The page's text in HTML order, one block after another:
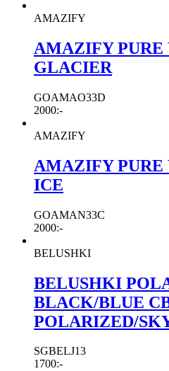
AMAZIFY
AMAZIFY PURE
GLACIER
GOAMAO33D
2000:-
AMAZIFY
AMAZIFY PURE
ICE
GOAMAN33C
2000:-
BELUSHKI
BELUSHKI
BLACK/BLUE
POLARIZED/
SGBELJ13
1700:-